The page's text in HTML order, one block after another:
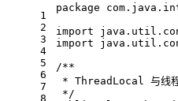
1
2
3
4
5
6
7
8
package
import
import
/**
* ThreadLocal 与线程
*/